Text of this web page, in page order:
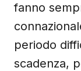
fanno
periodo
scadenza,